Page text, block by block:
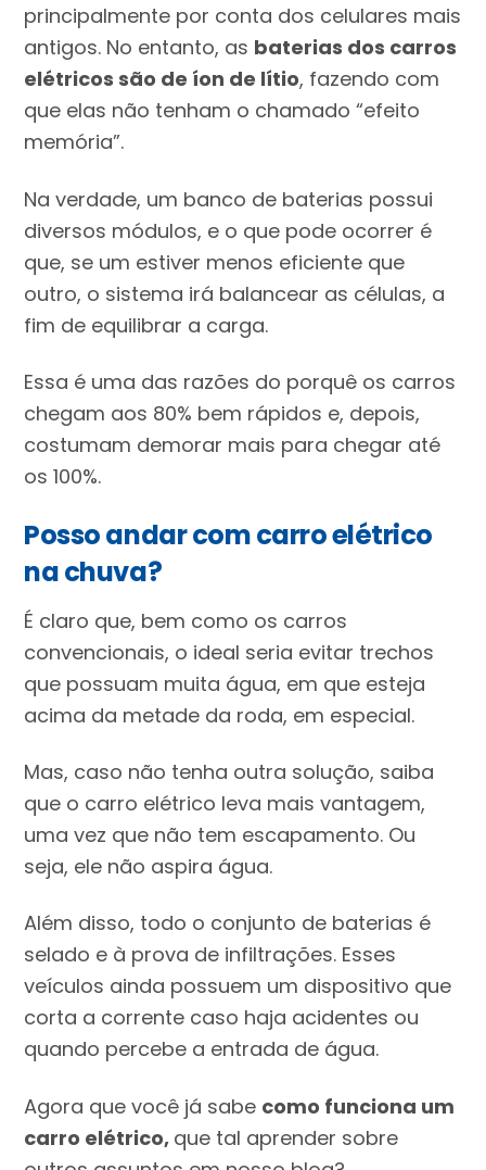
principalmente por conta dos celulares mais
antigos. No entanto, as baterias dos carros
elétricos são de íon de lítio, fazendo com
que elas não tenham o chamado “efeito
memória”.
Na verdade, um banco de baterias possui
diversos módulos, e o que pode ocorrer é
que, se um estiver menos eficiente que
outro, o sistema irá balancear as células, a
fim de equilibrar a carga.
Essa é uma das razões do porquê os carros
chegam aos 80% bem rápidos e, depois,
costumam demorar mais para chegar até
os 100%.
Posso andar com carro elétrico
na chuva?
É claro que, bem como os carros
convencionais, o ideal seria evitar trechos
que possuam muita água, em que esteja
acima da metade da roda, em especial.
Mas, caso não tenha outra solução, saiba
que o carro elétrico leva mais vantagem,
uma vez que não tem escapamento. Ou
seja, ele não aspira água.
Além disso, todo o conjunto de baterias é
selado e à prova de infiltrações. Esses
veículos ainda possuem um dispositivo que
corta a corrente caso haja acidentes ou
quando percebe a entrada de água.
Agora que você já sabe como funciona um
carro elétrico, que tal aprender sobre